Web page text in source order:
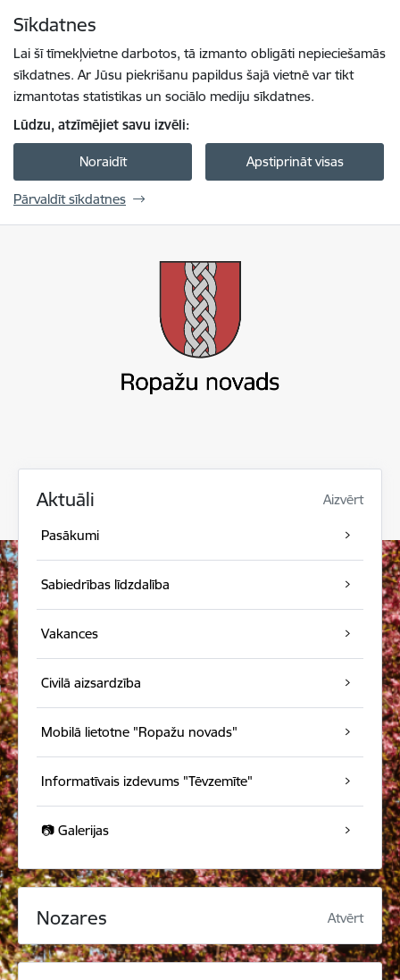
Sīkdatnes
Lai šī tīmekļvietne darbotos, tā izmanto obligāti nepieciešamās
sīkdatnes. Ar Jūsu piekrišanu papildus šajā vietnē var tikt
izmantotas statistikas un sociālo mediju sīkdatnes.
Lūdzu, atzīmējiet savu izvēli:
Noraidīt Apstiprināt visas
Pārvaldīt sīkdatnes
Aktuāli Aizvērt
Pasākumi
Sabiedrības līdzdalība
Vakances
Civilā aizsardzība
Mobilā lietotne "Ropažu novads"
Informatīvais izdevums "Tēvzemīte"
📷 Galerijas
Nozares Atvērt